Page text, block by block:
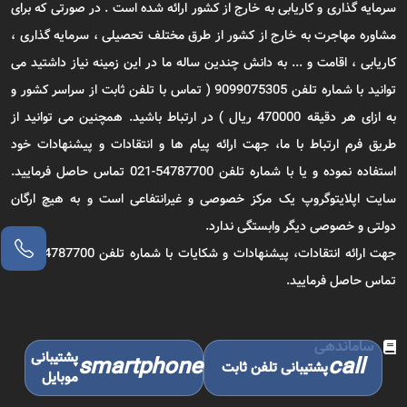
سرمایه گذاری و کاریابی به خارج از کشور ارائه شده است . در صورتی که برای
مشاوره مهاجرت به خارج از کشور از طرق مختلف تحصیلی ، سرمایه گذاری ،
کاریابی ، اقامت و ... به دانش چندین ساله ما در این زمینه نیاز داشتید می
توانید با شماره تلفن 9099075305 ( تماس با تلفن ثابت از سراسر کشور و
به ازای هر دقیقه 470000 ریال ) در ارتباط باشید. همچنین می توانید از
طریق فرم ارتباط با ما، جهت ارائه پیام ها و انتقادات و پیشنهادات خود
استفاده نموده و یا با شماره تلفن 54787700-021 تماس حاصل فرمایید.
سایت اپلایتوگروپ یک مرکز خصوصی و غیرانتفاعی است و به هیچ ارگان
دولتی و خصوصی دیگر وابستگی ندارد.
جهت ارائه انتقادات، پیشنهادات و شکایات با شماره تلفن 54787700-021
تماس حاصل فرمایید.
ساماندهی
callپشتیبانی تلفن ثابت smartphoneپشتیبانی
موبایل